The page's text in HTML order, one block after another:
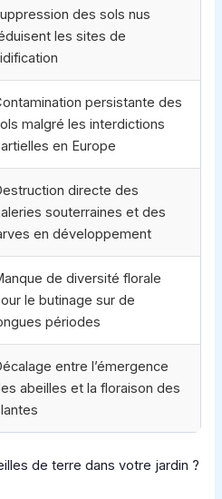
des sols nus
les sites de
persistante des
malgré les interdictions
en Europe
directe des
souterraines et des
en développement
de diversité florale
le butinage sur de
périodes
entre l’émergence
abeilles et la floraison des
de terre dans votre jardin ?